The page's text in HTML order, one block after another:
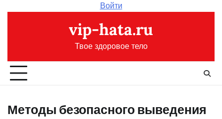
Войти
vip-hata.ru
Твое здоровое тело
Методы безопасного выведения